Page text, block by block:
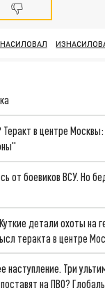
в центре Москвы:
от боевиков ВСУ. Но
детали охоты на
теракта в центре
Три
на ПВО?